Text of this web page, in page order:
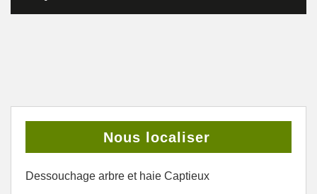
Nous localiser
Dessouchage arbre et haie Captieux